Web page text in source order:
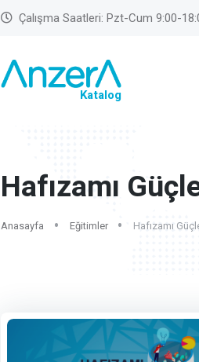
Çalışma Saatleri: Pzt-Cum 9:00-
Katalog
Hafızamı
Anasayfa Eğitimler Hafızamı